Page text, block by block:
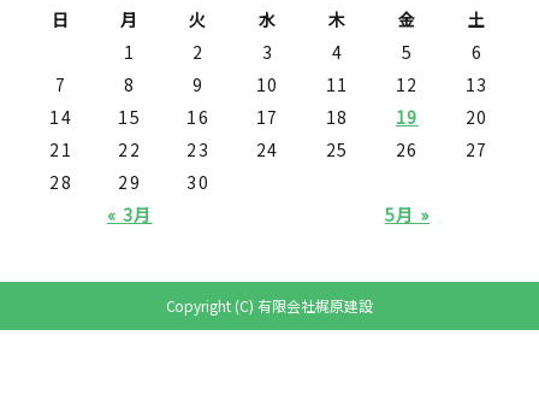
日
月 火 水 木 金 土
« 3月 5月 »
1 2 3 4 5
6
7
8 9 10 11 12
13
14
15 16 17 18 19
20
21
22 23 24 25 26
27
28
29 30
Copyright (C) 有限会社梶原建設